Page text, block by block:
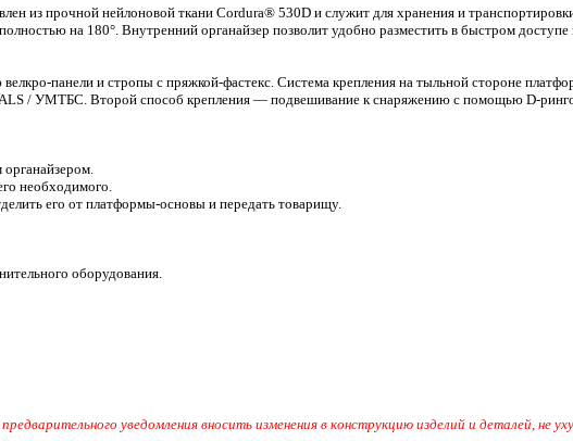
из прочной нейлоновой ткани Cordura® 530D и служит для хранения и
на 180°. Внутренний органайзер позволит удобно разместить в быстром
панели и стропы с пряжкой-фастекс. Система крепления на тыльной стороне
/ УМТБС. Второй способ крепления — подвешивание к снаряжению с помощью D-
необходимого.
его от платформы-основы и передать товарищу.
оборудования.
уведомления вносить изменения в конструкцию изделий и деталей, не